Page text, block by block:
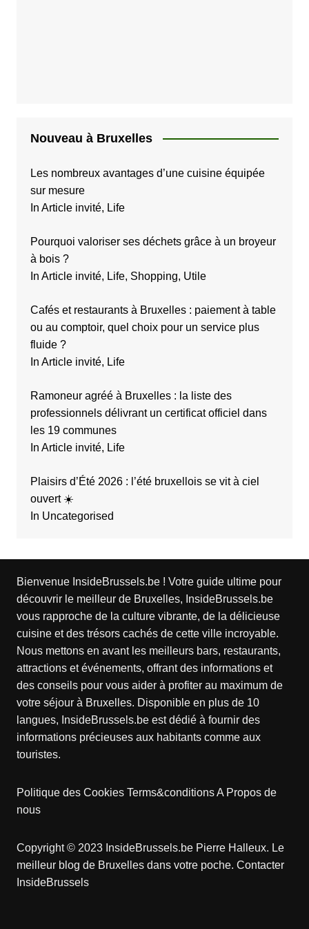
Nouveau à Bruxelles
Les nombreux avantages d’une cuisine équipée
sur mesure
In Article invité, Life
Pourquoi valoriser ses déchets grâce à un broyeur
à bois ?
In Article invité, Life, Shopping, Utile
Cafés et restaurants à Bruxelles : paiement à table
ou au comptoir, quel choix pour un service plus
fluide ?
In Article invité, Life
Ramoneur agréé à Bruxelles : la liste des
professionnels délivrant un certificat officiel dans
les 19 communes
In Article invité, Life
Plaisirs d’Été 2026 : l’été bruxellois se vit à ciel
ouvert ☀️
In Uncategorised
Bienvenue InsideBrussels.be ! Votre guide ultime pour
découvrir le meilleur de Bruxelles, InsideBrussels.be
vous rapproche de la culture vibrante, de la délicieuse
cuisine et des trésors cachés de cette ville incroyable.
Nous mettons en avant les meilleurs bars, restaurants,
attractions et événements, offrant des informations et
des conseils pour vous aider à profiter au maximum de
votre séjour à Bruxelles. Disponible en plus de 10
langues, InsideBrussels.be est dédié à fournir des
informations précieuses aux habitants comme aux
touristes.
Politique des Cookies Terms&conditionsA Propos de
nous
Copyright © 2023 InsideBrussels.be Pierre Halleux. Le
meilleur blog de Bruxelles dans votre poche. Contacter
InsideBrussels